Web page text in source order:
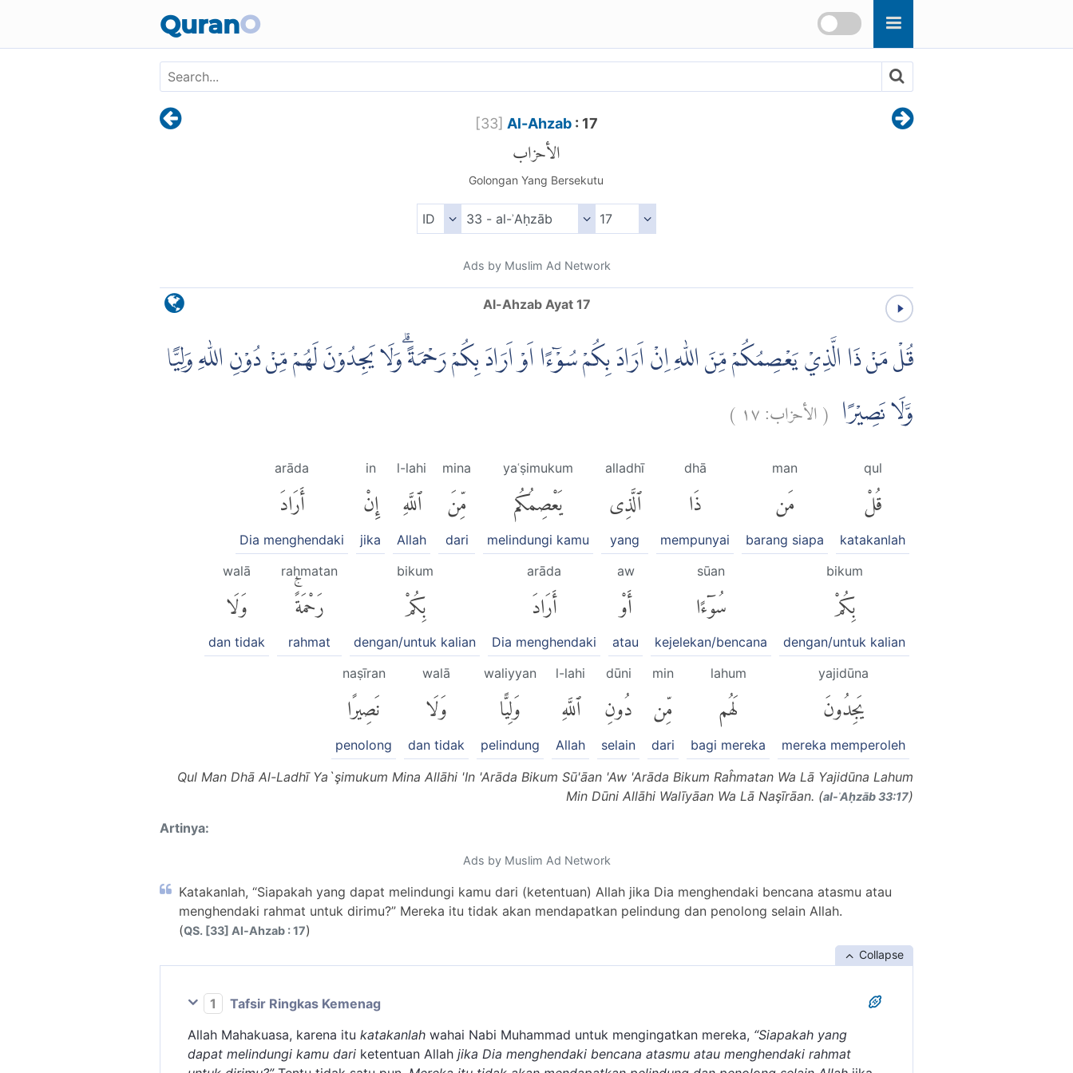
QuranO
[33] Al-Ahzab: 17
الأحزاب
Golongan Yang Bersekutu
Ads by Muslim Ad Network
Al-Ahzab Ayat 17
قُلْ مَنْ ذَا الَّذِيْ يَعْصِمُكُمْ مِّنَ اللّٰهِ اِنْ اَرَادَ بِكُمْ سُوْۤءًا اَوْ اَرَادَ بِكُمْ رَحْمَةً ۗوَلَا يَجِدُوْنَ لَهُمْ مِّنْ دُوْنِ اللّٰهِ وَلِيًّا
وَّلَا نَصِيْرًا (الأحزاب:١٧ )
qul
قُلْ
katakanlah
man
مَن
barang siapa
dhā
ذَا
mempunyai
alladhī
ٱلَّذِى
yang
yaʿṣimukum
يَعْصِمُكُم
melindungi kamu
mina
مِّنَ
dari
l-lahi
ٱللَّهِ
Allah
in
إِنْ
jika
arāda
أَرَادَ
Dia menghendaki
bikum
بِكُمْ
dengan/untuk kalian
sūan
سُوٓءًا
kejelekan/bencana
aw
أَوْ
atau
arāda
أَرَادَ
Dia menghendaki
bikum
بِكُمْ
dengan/untuk kalian
raḥmatan
رَحْمَةًۚ
rahmat
walā
وَلَا
dan tidak
yajidūna
يَجِدُونَ
mereka memperoleh
lahum
لَهُم
bagi mereka
min
مِّن
dari
dūni
دُونِ
selain
l-lahi
ٱللَّهِ
Allah
waliyyan
وَلِيًّا
pelindung
walā
وَلَا
dan tidak
naṣīran
نَصِيرًا
penolong
Qul Man Dhā Al-Ladhī Ya`şimukum Mina Allāhi 'In 'Arāda Bikum Sū'āan 'Aw 'Arāda Bikum Raĥmatan Wa Lā Yajidūna Lahum
Min Dūni Allāhi Walīyāan Wa Lā Naşīrāan. (al-ʾAḥzāb 33:17)
Artinya:
Ads by Muslim Ad Network
Katakanlah, “Siapakah yang dapat melindungi kamu dari (ketentuan) Allah jika Dia menghendaki bencana atasmu atau
menghendaki rahmat untuk dirimu?” Mereka itu tidak akan mendapatkan pelindung dan penolong selain Allah.
(QS. [33] Al-Ahzab : 17)
Collapse
1
Tafsir Ringkas Kemenag
Allah Mahakuasa, karena itu katakanlah wahai Nabi Muhammad untuk mengingatkan mereka, “Siapakah yang
dapat melindungi kamu dari ketentuan Allah jika Dia menghendaki bencana atasmu atau menghendaki rahmat